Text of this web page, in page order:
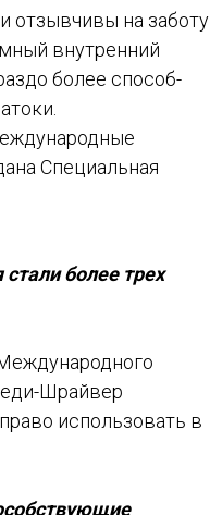
отзывчивы на заботу
внутренний
более способ-
Специальная
более трех
Шрайвер
использовать в